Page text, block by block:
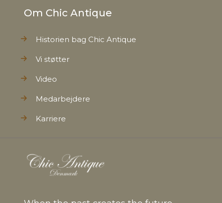
Om Chic Antique
Historien bag Chic Antique
Vi støtter
Video
Medarbejdere
Karriere